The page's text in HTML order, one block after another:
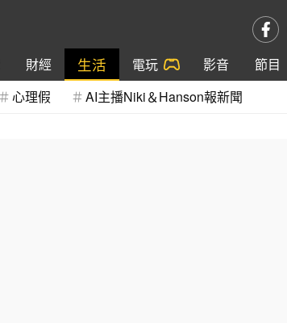
財經 生活 電玩 影音 節目
心理假 AI主播Niki＆Hanson報新聞